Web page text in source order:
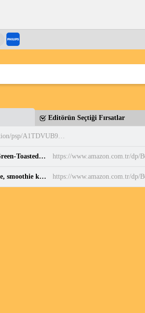
Editörün Seçtiği Fırsatlar
https://www.amazon.com.tr/promotion/psp/A1TDVUB9EQDUFY
PUMA Puma Smash 3.0 Etiqueta Unisex Yetişkin Spor Ayakkabı, Olive Green-Toasted Almond, 37 : Amazon.com.tr: Moda https://www.amazon.com.tr/dp/
Ninja CREAMi 7-in-1 Dondurma Makinesi | Dondurma, dondurma, şerbe, smoothie kaseleri ve smoothie için 7 program, toplam 1,4 l kapasiteli 2 kavanoz : Amazon.com.tr https://www.amazon.com.tr/dp/